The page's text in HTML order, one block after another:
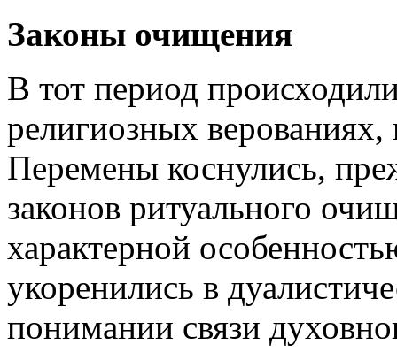
Законы очищения
В тот период
религиозных
Перемены коснулись,
законов ритуального
характерной
укоренились в
понимании связи